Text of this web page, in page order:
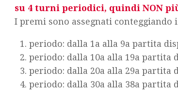
su 4 turni periodici, quindi NON
I premi sono assegnati
periodo: dalla 1a alla 9a partita
periodo: dalla 10a alla 19a partita
periodo: dalla 20a alla 29a partita
periodo: dalla 30a alla 38a partita